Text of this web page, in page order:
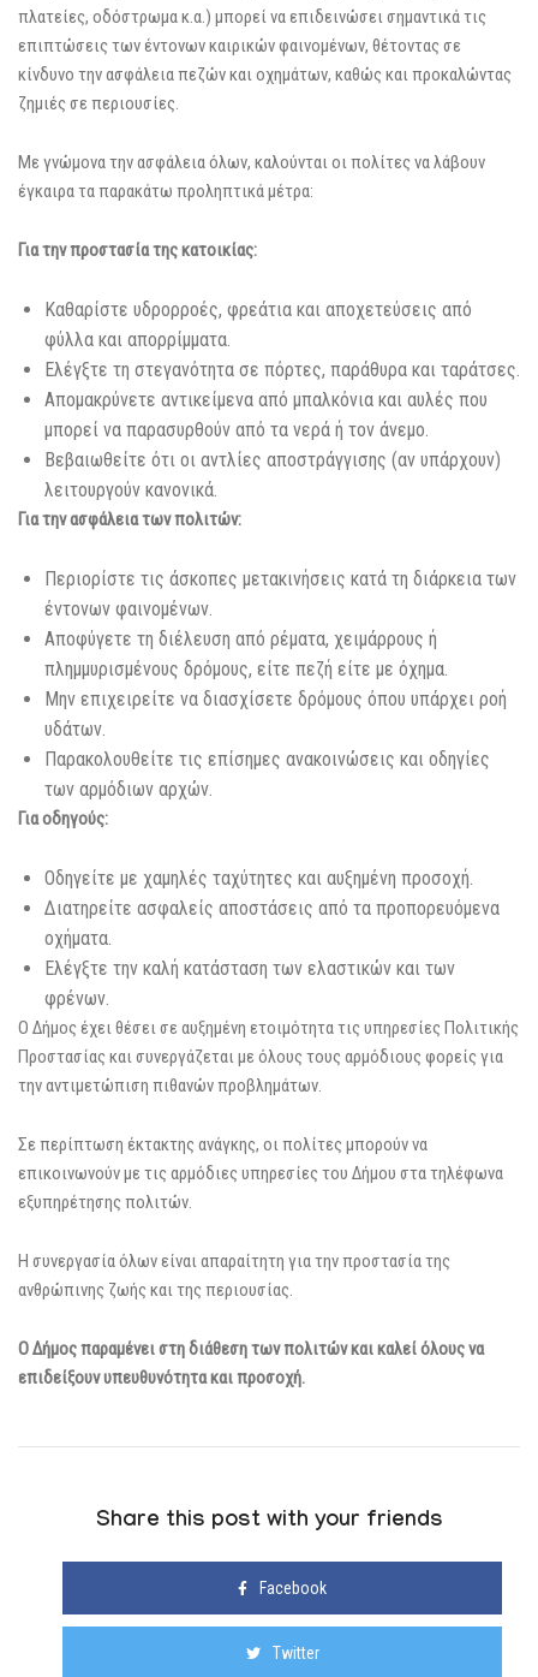
πλατείες, οδόστρωμα κ.α.) μπορεί να επιδεινώσει σημαντικά τις
επιπτώσεις των έντονων καιρικών φαινομένων, θέτοντας σε
κίνδυνο την ασφάλεια πεζών και οχημάτων, καθώς και προκαλώντας
ζημιές σε περιουσίες.
Με γνώμονα την ασφάλεια όλων, καλούνται οι πολίτες να λάβουν
έγκαιρα τα παρακάτω προληπτικά μέτρα:
Για την προστασία της κατοικίας:
Καθαρίστε υδρορροές, φρεάτια και αποχετεύσεις από
φύλλα και απορρίμματα.
Ελέγξτε τη στεγανότητα σε πόρτες, παράθυρα και ταράτσες.
Απομακρύνετε αντικείμενα από μπαλκόνια και αυλές που
μπορεί να παρασυρθούν από τα νερά ή τον άνεμο.
Βεβαιωθείτε ότι οι αντλίες αποστράγγισης (αν υπάρχουν)
λειτουργούν κανονικά.
Για την ασφάλεια των πολιτών:
Περιορίστε τις άσκοπες μετακινήσεις κατά τη διάρκεια των
έντονων φαινομένων.
Αποφύγετε τη διέλευση από ρέματα, χειμάρρους ή
πλημμυρισμένους δρόμους, είτε πεζή είτε με όχημα.
Μην επιχειρείτε να διασχίσετε δρόμους όπου υπάρχει ροή
υδάτων.
Παρακολουθείτε τις επίσημες ανακοινώσεις και οδηγίες
των αρμόδιων αρχών.
Για οδηγούς:
Οδηγείτε με χαμηλές ταχύτητες και αυξημένη προσοχή.
Διατηρείτε ασφαλείς αποστάσεις από τα προπορευόμενα
οχήματα.
Ελέγξτε την καλή κατάσταση των ελαστικών και των
φρένων.
Ο Δήμος έχει θέσει σε αυξημένη ετοιμότητα τις υπηρεσίες Πολιτικής
Προστασίας και συνεργάζεται με όλους τους αρμόδιους φορείς για
την αντιμετώπιση πιθανών προβλημάτων.
Σε περίπτωση έκτακτης ανάγκης, οι πολίτες μπορούν να
επικοινωνούν με τις αρμόδιες υπηρεσίες του Δήμου στα τηλέφωνα
εξυπηρέτησης πολιτών.
Η συνεργασία όλων είναι απαραίτητη για την προστασία της
ανθρώπινης ζωής και της περιουσίας.
Ο Δήμος παραμένει στη διάθεση των πολιτών και καλεί όλους να
επιδείξουν υπευθυνότητα και προσοχή.
Share this post with your friends
Facebook
Twitter